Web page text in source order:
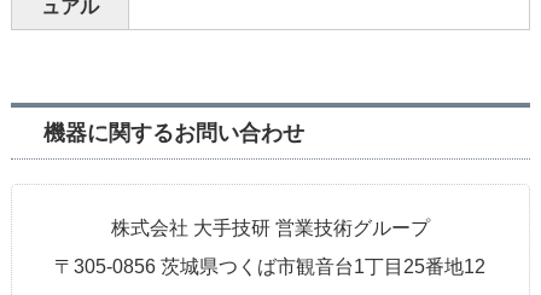
ュアル
機器に関するお問い合わせ
株式会社 大手技研 営業技術グループ
〒305-0856 茨城県つくば市観音台1丁目25番地12